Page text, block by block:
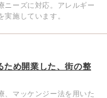
ニーズに対応。アレルギー
施しています。
ため開業した、街の整
、マッケンジー法を用いた